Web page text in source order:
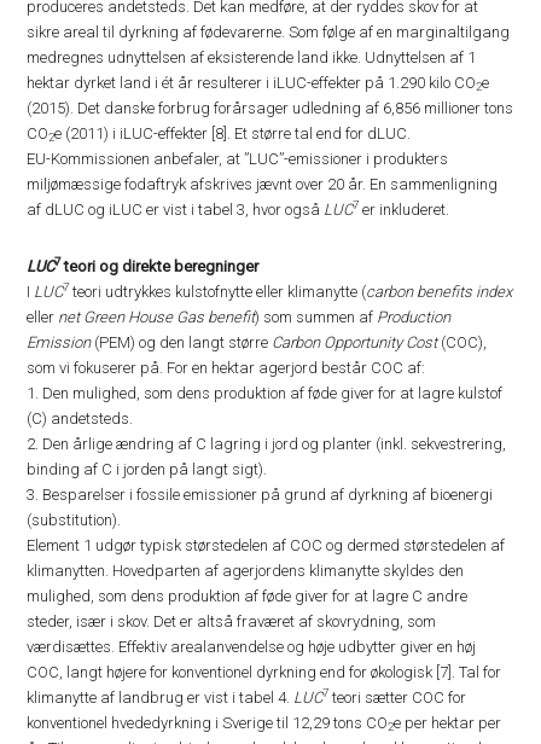
produceres andetsteds. Det kan medføre, at der ryddes skov for at
sikre areal til dyrkning af fødevarerne. Som følge af en marginaltilgang
medregnes udnyttelsen af eksisterende land ikke. Udnyttelsen af 1
hektar dyrket land i ét år resulterer i iLUC-effekter på 1.290 kilo CO2e
(2015). Det danske forbrug forårsager udledning af 6,856 millioner tons
CO2e (2011) i iLUC-effekter [8]. Et større tal end for dLUC.
EU-Kommissionen anbefaler, at ”LUC”-emissioner i produkters
miljømæssige fodaftryk afskrives jævnt over 20 år. En sammenligning
af dLUC og iLUC er vist i tabel 3, hvor også LUC7 er inkluderet.
LUC7teori og direkte beregninger
I LUC7teori udtrykkes kulstofnytte eller klimanytte (carbon benefits index
eller net Green House Gas benefit) som summen af Production
Emission(PEM) og den langt større Carbon Opportunity Cost(COC),
som vi fokuserer på. For en hektar agerjord består COC af:
1. Den mulighed, som dens produktion af føde giver for at lagre kulstof
(C) andetsteds.
2. Den årlige ændring af C lagring i jord og planter (inkl. sekvestrering,
binding af C i jorden på langt sigt).
3. Besparelser i fossile emissioner på grund af dyrkning af bioenergi
(substitution).
Element 1 udgør typisk størstedelen af COC og dermed størstedelen af
klimanytten. Hovedparten af agerjordens klimanytte skyldes den
mulighed, som dens produktion af føde giver for at lagre C andre
steder, især i skov. Det er altså fraværet af skovrydning, som
værdisættes. Effektiv arealanvendelse og høje udbytter giver en høj
COC, langt højere for konventionel dyrkning end for økologisk [7]. Tal for
klimanytte af landbrug er vist i tabel 4. LUC7teori sætter COC for
konventionel hvededyrkning i Sverige til 12,29 tons CO2e per hektar per